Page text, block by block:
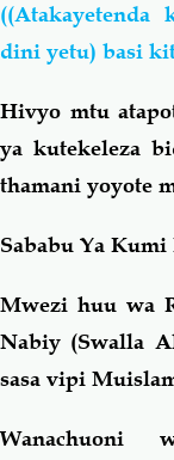
dini yetu) basi
Hivyo mtu
ya kutekeleza
thamani yoyote
Sababu Ya
Mwezi huu wa
Nabiy (Swalla
sasa vipi
Wanachuoni